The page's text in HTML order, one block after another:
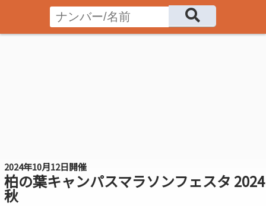
2024年10月12日開催
柏の葉キャンパスマラソンフェスタ 2024
秋